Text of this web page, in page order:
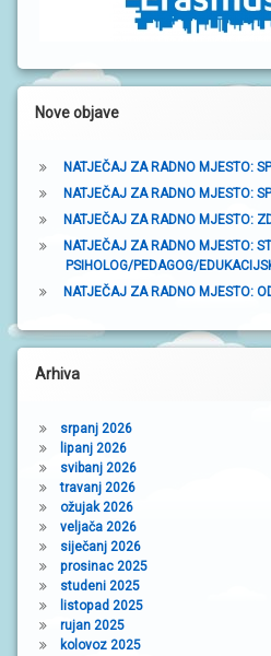
a
k
Nove objave
NATJEČAJ ZA RADNO MJESTO:
NATJEČAJ ZA RADNO MJESTO:
NATJEČAJ ZA RADNO MJESTO:
NATJEČAJ ZA RADNO MJESTO:
PSIHOLOG/PEDAGOG/
NATJEČAJ ZA RADNO MJESTO:
Arhiva
srpanj 2026
lipanj 2026
svibanj 2026
travanj 2026
ožujak 2026
veljača 2026
siječanj 2026
prosinac 2025
studeni 2025
listopad 2025
rujan 2025
kolovoz 2025